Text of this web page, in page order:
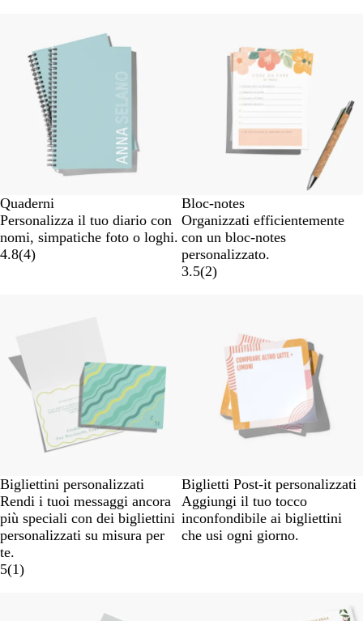
Quaderni
Personalizza il tuo diario con
nomi, simpatiche foto o loghi.
4.8(4)
Bloc-notes
Organizzati efficientemente
con un bloc-notes
personalizzato.
3.5(2)
Bigliettini personalizzati
Rendi i tuoi messaggi ancora
più speciali con dei bigliettini
personalizzati su misura per
te.
5(1)
Biglietti Post-it personalizzati
Aggiungi il tuo tocco
inconfondibile ai bigliettini
che usi ogni giorno.